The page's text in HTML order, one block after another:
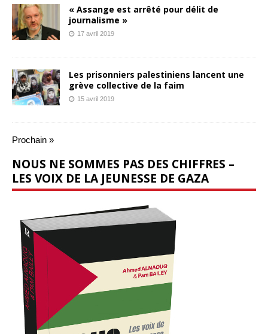
« Assange est arrêté pour délit de
journalisme »
17 avril 2019
Les prisonniers palestiniens lancent une
grève collective de la faim
15 avril 2019
Prochain »
NOUS NE SOMMES PAS DES CHIFFRES –
LES VOIX DE LA JEUNESSE DE GAZA